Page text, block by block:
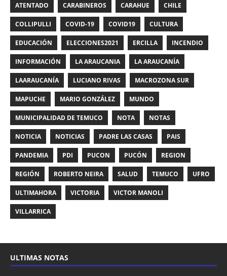
ATENTADO CARABINEROS CARAHUE CHILE
COLLIPULLI COVID-19 COVID19 CULTURA
EDUCACIÓN ELECCIONES2021 ERCILLA INCENDIO
INFORMACIÓN LA ARAUCANIA LA ARAUCANÍA
LAARAUCANÍA LUCIANO RIVAS MACROZONA SUR
MAPUCHE MARIO GONZÁLEZ MUNDO
MUNICIPALIDAD DE TEMUCO NOTA NOTAS
NOTICIA NOTICIAS PADRE LAS CASAS PAIS
PANDEMIA PDI PUCON PUCÓN REGION
REGIÓN ROBERTO NEIRA SALUD TEMUCO UFRO
ULTIMAHORA VICTORIA VICTOR MANOLI
VILLARRICA
ULTIMAS NOTAS